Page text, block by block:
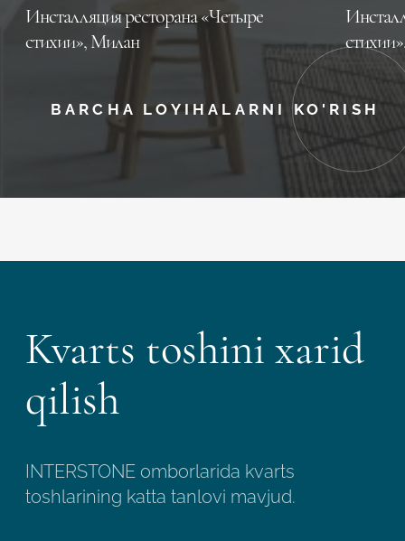
Инсталляция ресторана «Четыре
стихии», Милан
BARCHA LOYIHALARNI KO'RISH
Kvarts toshini xarid
qilish
INTERSTONE omborlarida kvarts
toshlarining katta tanlovi mavjud.